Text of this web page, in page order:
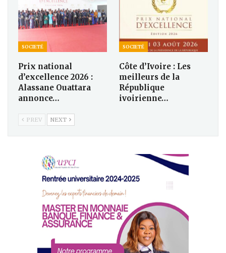
SOCIETÉ
Prix national
d’excellence 2026 :
Alassane Ouattara
annonce…
SOCIETÉ
Côte d’Ivoire : Les
meilleurs de la
République
ivoirienne…
PREV NEXT